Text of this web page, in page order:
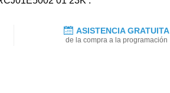
ASISTENCIA GRATUITA
de la compra a la programación